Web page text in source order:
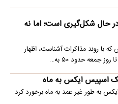
حال شکل‌گیری است؛ اما نه
با روند مذاکرات آشناست، اظهار
جمعه حدود ۵۰ به…